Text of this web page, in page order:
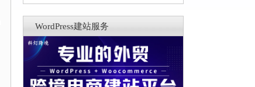
WordPress建站服务